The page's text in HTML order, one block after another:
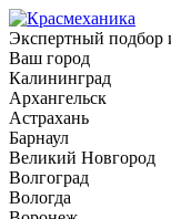
Экспертный подбор
Ваш город
Калининград
Архангельск
Астрахань
Барнаул
Великий Новгород
Волгоград
Вологда